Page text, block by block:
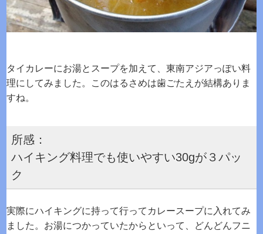
タイカレーにお湯とスープを加えて、東南アジアっぽい料
理にしてみました。このはるさめは歯ごたえが結構ありま
すね。
所感：
ハイキング料理でも使いやすい30gが３パッ
ク
実際にハイキングに持って行ってカレースープに入れてみ
ました。お湯につかっていたからといって、どんどんフニ